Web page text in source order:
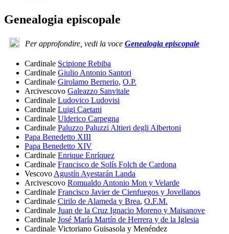
Genealogia episcopale
Per approfondire, vedi la voce Genealogia episcopale
Cardinale Scipione Rebiba
Cardinale Giulio Antonio Santori
Cardinale Girolamo Bernerio, O.P.
Arcivescovo Galeazzo Sanvitale
Cardinale Ludovico Ludovisi
Cardinale Luigi Caetani
Cardinale Ulderico Carpegna
Cardinale Paluzzo Paluzzi Altieri degli Albertoni
Papa Benedetto XIII
Papa Benedetto XIV
Cardinale Enrique Enríquez
Cardinale Francisco de Solís Folch de Cardona
Vescovo Agustín Ayestarán Landa
Arcivescovo Romualdo Antonio Mon y Velarde
Cardinale Francisco Javier de Cienfuegos y Jovellanos
Cardinale Cirilo de Alameda y Brea, O.F.M.
Cardinale Juan de la Cruz Ignacio Moreno y Maisanove
Cardinale José María Martín de Herrera y de la Iglesia
Cardinale Victoriano Guisasola y Menéndez